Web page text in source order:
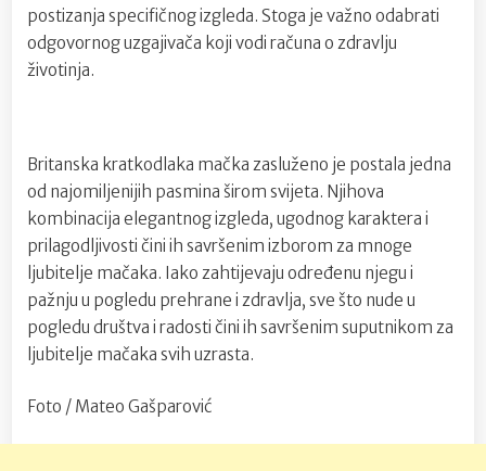
postizanja specifičnog izgleda. Stoga je važno odabrati
odgovornog uzgajivača koji vodi računa o zdravlju
životinja.
Britanska kratkodlaka mačka zasluženo je postala jedna
od najomiljenijih pasmina širom svijeta. Njihova
kombinacija elegantnog izgleda, ugodnog karaktera i
prilagodljivosti čini ih savršenim izborom za mnoge
ljubitelje mačaka. Iako zahtijevaju određenu njegu i
pažnju u pogledu prehrane i zdravlja, sve što nude u
pogledu društva i radosti čini ih savršenim suputnikom za
ljubitelje mačaka svih uzrasta.
Foto / Mateo Gašparović